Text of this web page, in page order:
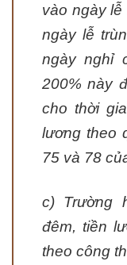
vào ngày
ngày lễ
ngày nghỉ
200% này
cho thời
lương theo
75 và 78
c) Trường
đêm, tiền
theo công